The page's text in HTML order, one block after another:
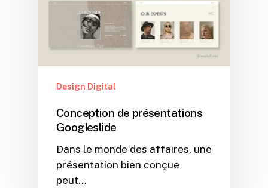
Design Digital
Conception de présentations
Googleslide
Dans le monde des affaires, une
présentation bien conçue
peut…